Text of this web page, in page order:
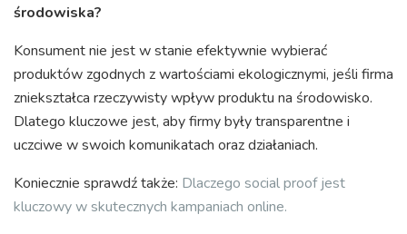
środowiska?
Konsument nie jest w stanie efektywnie wybierać
produktów zgodnych z wartościami ekologicznymi, jeśli firma
zniekształca rzeczywisty wpływ produktu na środowisko.
Dlatego kluczowe jest, aby firmy były transparentne i
uczciwe w swoich komunikatach oraz działaniach.
Koniecznie sprawdź także: Dlaczego social proof jest
kluczowy w skutecznych kampaniach online.